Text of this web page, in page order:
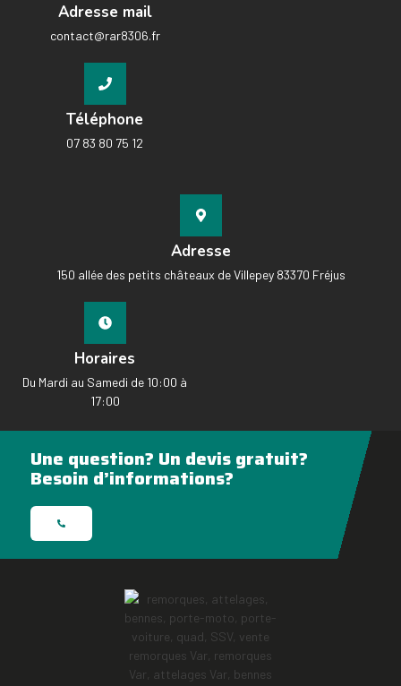
Adresse mail
contact@rar8306.fr
Téléphone
07 83 80 75 12
Adresse
150 allée des petits châteaux de Villepey 83370 Fréjus
Horaires
Du Mardi au Samedi de 10:00 à
17:00
Une question? Un devis gratuit?
Besoin d’informations?